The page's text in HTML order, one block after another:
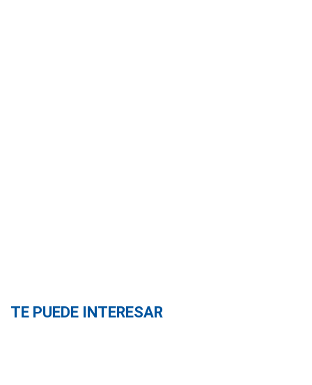
TE PUEDE INTERESAR